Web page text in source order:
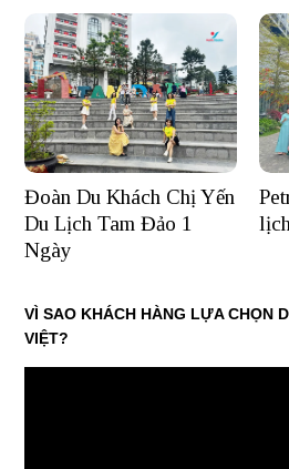
Đoàn Du Khách Chị Yến
Du Lịch Tam Đảo 1
Ngày
VÌ SAO KHÁCH HÀNG LỰA CHỌN
VIỆT?